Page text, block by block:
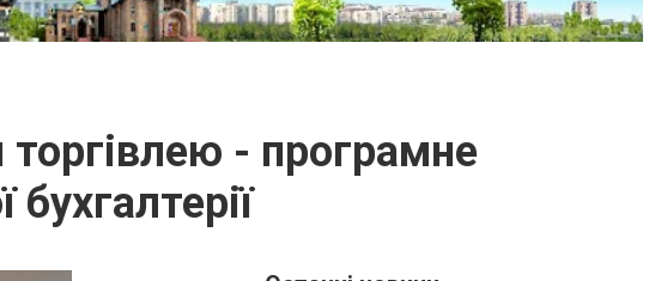
торгівлею - програмне